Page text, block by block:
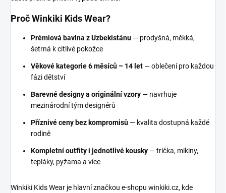
Proč Winkiki Kids Wear?
Prémiová bavlna z Uzbekistánu — prodyšná, měkká,
šetrná k citlivé pokožce
Věkové kategorie 6 měsíců – 14 let — oblečení pro každou
fázi dětství
Barevné designy a originální vzory — navrhuje
mezinárodní tým designérů
Příznivé ceny bez kompromisů — kvalita dostupná každé
rodině
Kompletní outfity i jednotlivé kousky — trička, mikiny,
tepláky, pyžama a více
Winkiki Kids Wear je hlavní značkou e-shopu winkiki.cz, kde